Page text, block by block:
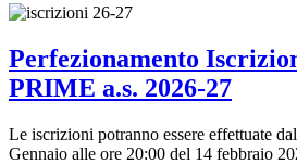
Perfezionamento
PRIME a.s. 2026-27
Le iscrizioni potranno essere effettuate
Gennaio alle ore 20:00 del 14 febbraio